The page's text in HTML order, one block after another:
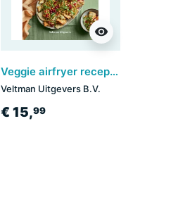
visibility
Veggie airfryer recepten
Veltman Uitgevers B.V.
€ 15,99